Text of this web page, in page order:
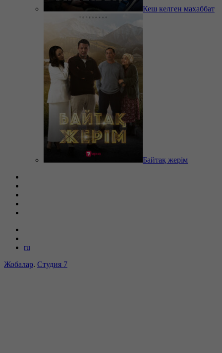
Кеш келген махаббат
Байтақ жерім
ru
Жобалар. Студия 7